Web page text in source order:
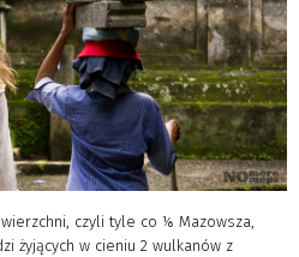
czyli tyle co ⅙ Mazowsza,
żyjących w cieniu 2 wulkanów z